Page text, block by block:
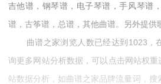
吉他谱，钢琴谱，电子琴谱，手风琴谱
谱，古筝谱，总谱，其他曲谱。另外提供
曲谱之家浏览人数已经达到1023，
询更多网站分析数据，可以点击网站权重
站数据分析，如曲谱之家品牌流量词，搜